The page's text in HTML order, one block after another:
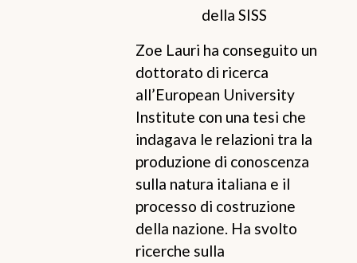
della SISS
Zoe Lauri ha conseguito un
dottorato di ricerca
all’European University
Institute con una tesi che
indagava le relazioni tra la
produzione di conoscenza
sulla natura italiana e il
processo di costruzione
della nazione. Ha svolto
ricerche sulla